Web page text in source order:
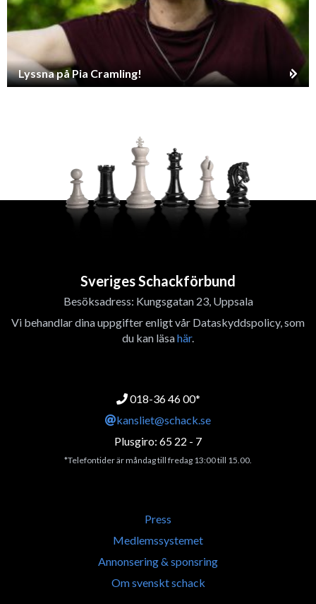
Lyssna på Pia Cramling!
Sveriges Schackförbund
Besöksadress: Kungsgatan 23, Uppsala
Vi behandlar dina uppgifter enligt vår Dataskyddspolicy, som
du kan läsahär.
018-36 46 00*
kansliet@schack.se
Plusgiro: 65 22 - 7
*Telefontider är måndag till fredag 13:00 till 15.00.
Press
Medlemssystemet
Annonsering & sponsring
Om svenskt schack